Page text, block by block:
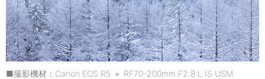
■撮影機材：Canon EOS R5 ＋ RF70-200mm F2.8 L IS USM